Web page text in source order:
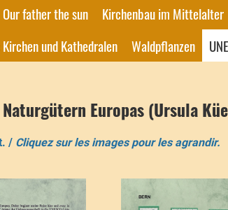
Our father the sun Kirchenbau im Mittelalter
und Kathedralen
Waldpflanzen
Europas (Ursula
/ Cliquez sur les images pour les agrandir.